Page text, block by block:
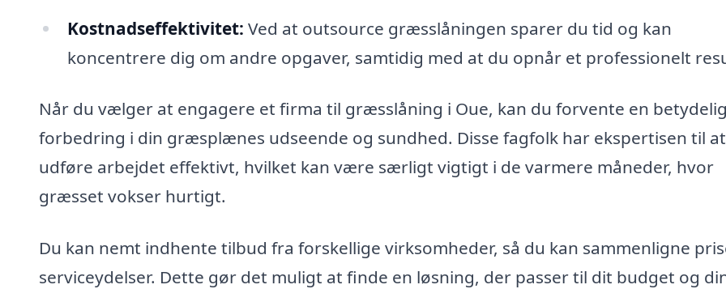
Kostnadseffektivitet: Ved at outsource græsslåningen sparer du tid og kan
koncentrere dig om andre opgaver, samtidig med at du opnår et professionelt
Når du vælger at engagere et firma til græsslåning i Oue, kan du forvente en
forbedring i din græsplænes udseende og sundhed. Disse fagfolk har ekspertisen til at
udføre arbejdet effektivt, hvilket kan være særligt vigtigt i de varmere måneder, hvor
græsset vokser hurtigt.
Du kan nemt indhente tilbud fra forskellige virksomheder, så du kan sammenligne
serviceydelser. Dette gør det muligt at finde en løsning, der passer til dit budget og